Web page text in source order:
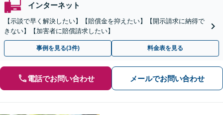
インターネット
【示談で早く解決したい】【賠償金を抑えたい】【開示請求に納得で
きない】【加害者に賠償請求したい】
事例を見る(3件) 料金表を見る
電話でお問い合わせ メールでお問い合わせ